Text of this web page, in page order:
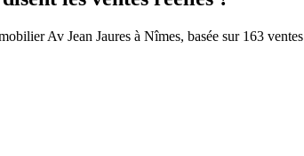
Av Jean Jaures à Nîmes, basée sur 163